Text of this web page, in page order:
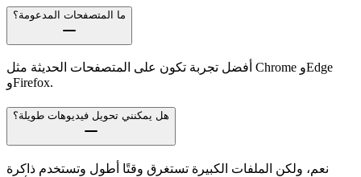
ما المتصفحات المدعومة؟
أفضل تجربة تكون على المتصفحات الحديثة مثل Chrome وEdge
وFirefox.
هل يمكنني تحويل فيديوهات طويلة؟
نعم، ولكن الملفات الكبيرة تستغرق وقتًا أطول وتستخدم ذاكرة